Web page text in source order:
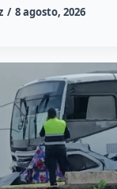
8 agosto, 2026